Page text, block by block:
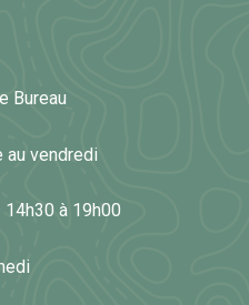
Bureau
au vendredi
à 19h00